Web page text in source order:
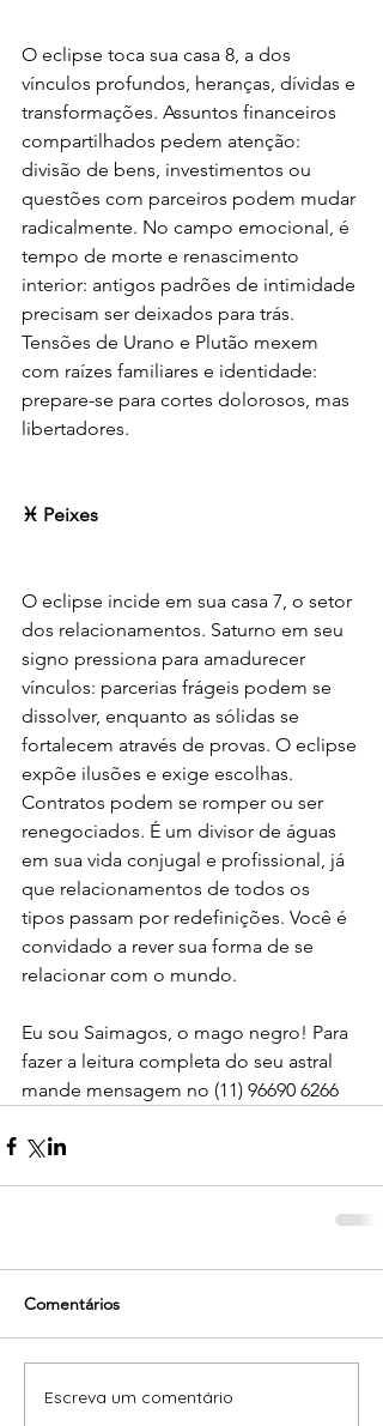
O eclipse toca sua casa 8, a dos
vínculos profundos, heranças, dívidas e
transformações. Assuntos financeiros
compartilhados pedem atenção:
divisão de bens, investimentos ou
questões com parceiros podem mudar
radicalmente. No campo emocional, é
tempo de morte e renascimento
interior: antigos padrões de intimidade
precisam ser deixados para trás.
Tensões de Urano e Plutão mexem
com raízes familiares e identidade:
prepare-se para cortes dolorosos, mas
libertadores.
♓ Peixes
O eclipse incide em sua casa 7, o setor
dos relacionamentos. Saturno em seu
signo pressiona para amadurecer
vínculos: parcerias frágeis podem se
dissolver, enquanto as sólidas se
fortalecem através de provas. O eclipse
expõe ilusões e exige escolhas.
Contratos podem se romper ou ser
renegociados. É um divisor de águas
em sua vida conjugal e profissional, já
que relacionamentos de todos os
tipos passam por redefinições. Você é
convidado a rever sua forma de se
relacionar com o mundo.
Eu sou Saimagos, o mago negro! Para
fazer a leitura completa do seu astral
mande mensagem no (11) 96690 6266
Comentários
Escreva um comentário